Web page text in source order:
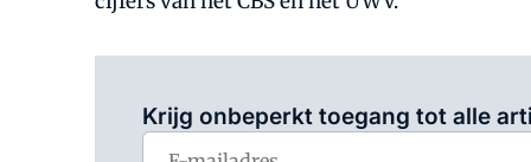
Krijg onbeperkt toegang tot alle